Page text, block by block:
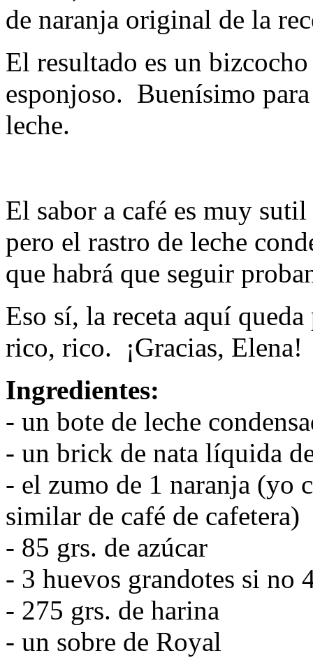
de naranja original de la
El resultado es un
esponjoso. Buenísimo
leche.
El sabor a café es muy
pero el rastro de leche
que habrá que seguir
Eso sí, la receta aquí
rico, rico. ¡Gracias, Elena!
Ingredientes:
- un bote de leche
- un brick de nata líquida
- el zumo de 1 naranja (yo
similar de café de cafetera)
- 85 grs. de azúcar
- 3 huevos grandotes si no
- 275 grs. de harina
- un sobre de Royal